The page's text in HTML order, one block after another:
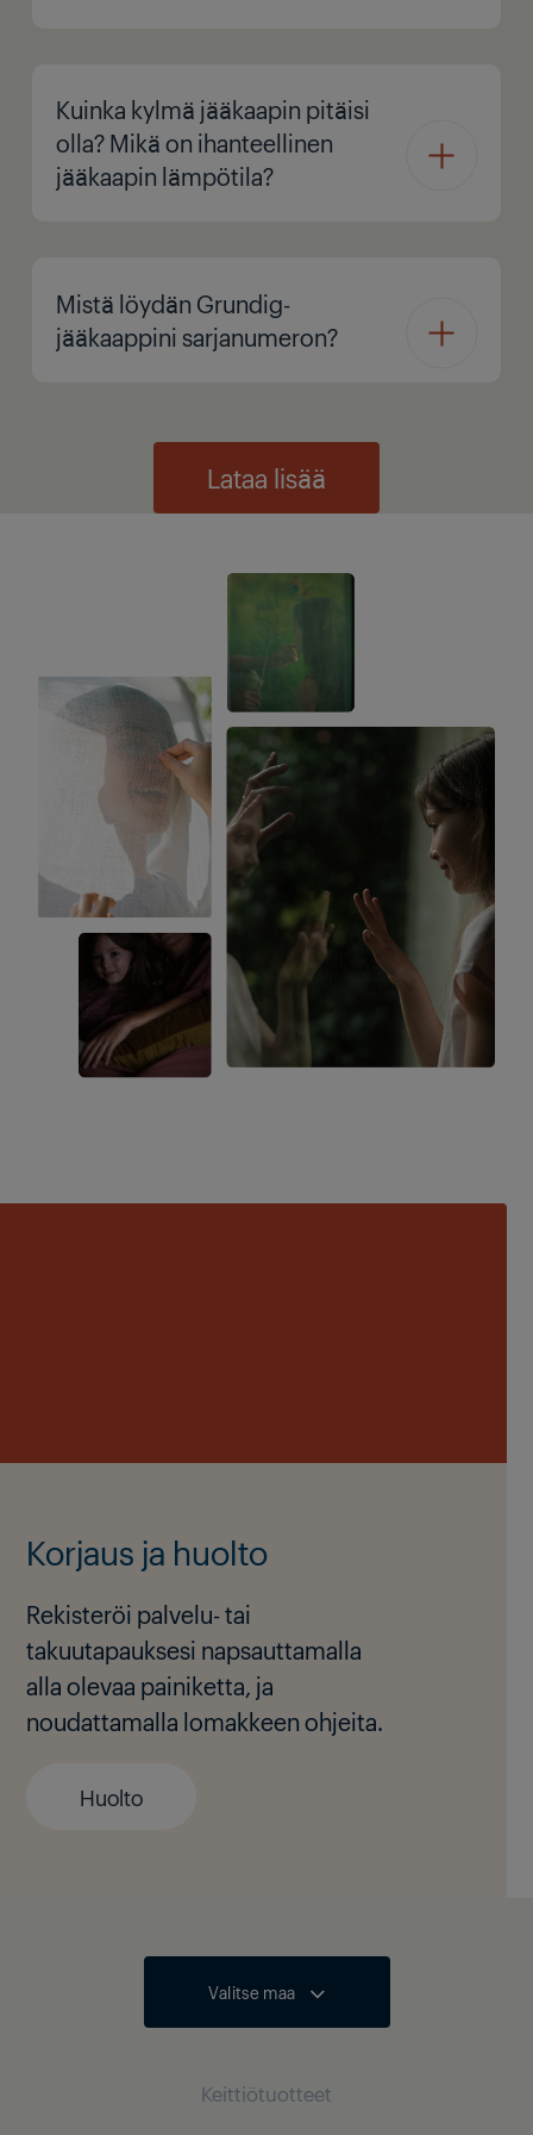
Kuinka kylmä jääkaapin pitäisi
olla? Mikä on ihanteellinen
jääkaapin lämpötila?
Mistä löydän Grundig-
jääkaappini sarjanumeron?
Lataa lisää
Korjaus ja huolto
Rekisteröi palvelu- tai
takuutapauksesi napsauttamalla
alla olevaa painiketta, ja
noudattamalla lomakkeen ohjeita.
Huolto
Valitse maa
Keittiötuotteet